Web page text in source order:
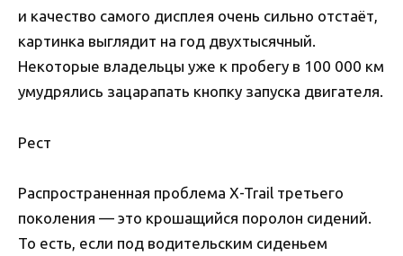
и качество самого дисплея очень сильно отстаёт,
картинка выглядит на год двухтысячный.
Некоторые владельцы уже к пробегу в 100 000 км
умудрялись зацарапать кнопку запуска двигателя.
Рест
Распространенная проблема X-Trail третьего
поколения — это крошащийся поролон сидений.
То есть, если под водительским сиденьем